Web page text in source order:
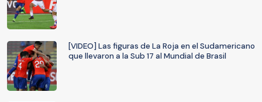
[VIDEO] Las figuras de La Roja en el Sudamericano
que llevaron a la Sub 17 al Mundial de Brasil